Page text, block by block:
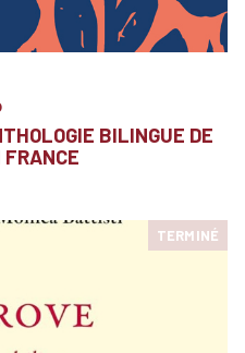
BILINGUE DE
TERMINÉ